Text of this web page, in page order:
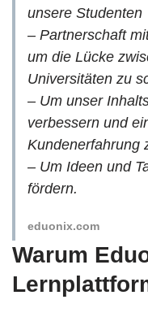
unsere Studenten
– Partnerschaft
um die Lücke
Universitäten zu
– Um unser
verbessern und
Kundenerfahrung
– Um Ideen und
fördern.
eduonix.com
Warum